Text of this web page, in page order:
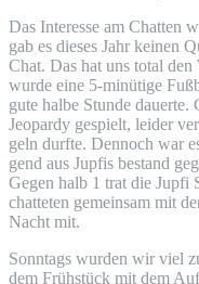
Das Inter­es­se am Chat­ten
gab es die­ses Jahr kei­nen
Chat. Das hat uns total
wur­de eine 5-minü­ti­ge
gute hal­be Stun­de
Jeo­par­dy gespielt, lei­der
geln durf­te. Den­noch war
gend aus Jup­fis bestand
Gegen halb 1 trat die Jup­fi
chat­te­ten gemein­sam mit
Nacht mit.
Sonn­tags wur­den wir viel
dem Früh­stück mit dem